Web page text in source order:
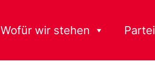
Wofür wir stehen Partei